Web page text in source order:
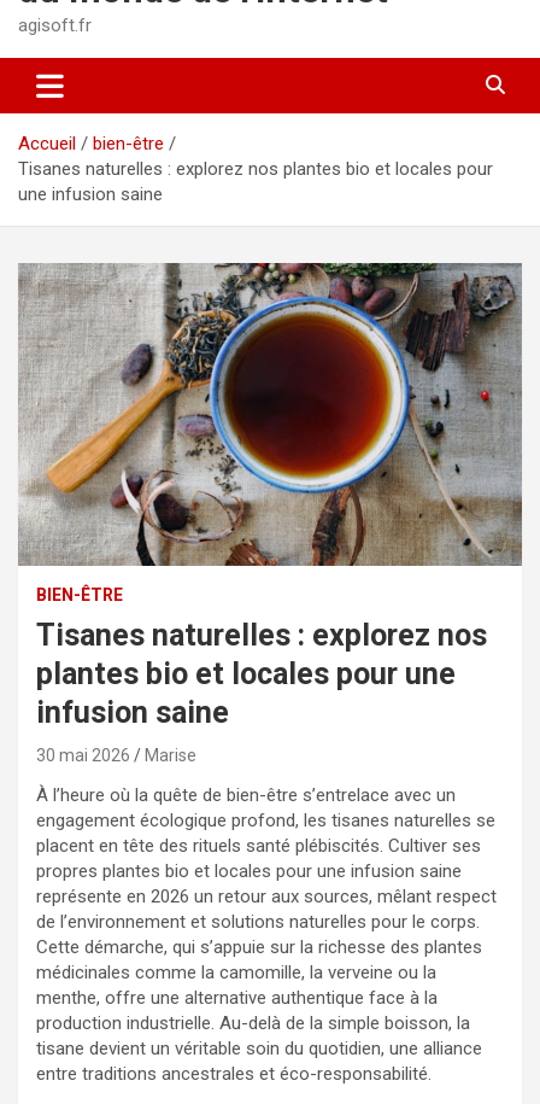
agisoft.fr
Accueil
bien-être
Tisanes naturelles : explorez nos plantes bio et locales pour
une infusion saine
BIEN-ÊTRE
Tisanes naturelles : explorez nos
plantes bio et locales pour une
infusion saine
30 mai 2026 Marise
À l’heure où la quête de bien-être s’entrelace avec un
engagement écologique profond, les tisanes naturelles se
placent en tête des rituels santé plébiscités. Cultiver ses
propres plantes bio et locales pour une infusion saine
représente en 2026 un retour aux sources, mêlant respect
de l’environnement et solutions naturelles pour le corps.
Cette démarche, qui s’appuie sur la richesse des plantes
médicinales comme la camomille, la verveine ou la
menthe, offre une alternative authentique face à la
production industrielle. Au-delà de la simple boisson, la
tisane devient un véritable soin du quotidien, une alliance
entre traditions ancestrales et éco-responsabilité.